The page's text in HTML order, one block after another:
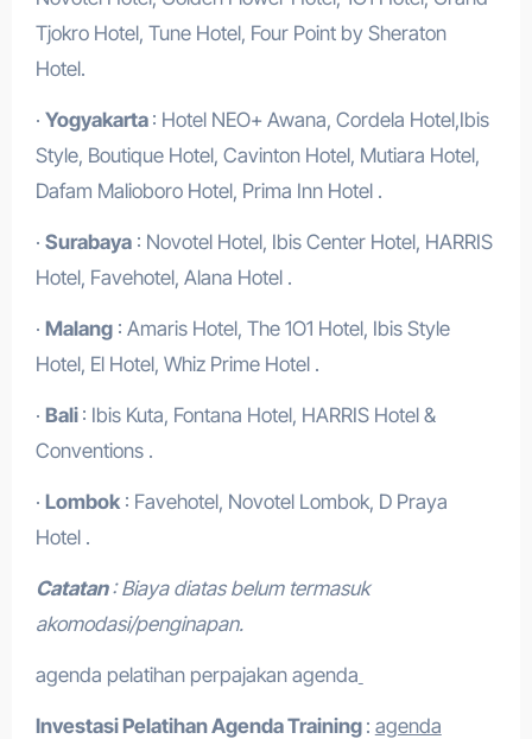
Tjokro Hotel, Tune Hotel, Four Point by Sheraton
Hotel.
· Yogyakarta : Hotel NEO+ Awana, Cordela Hotel,Ibis
Style, Boutique Hotel, Cavinton Hotel, Mutiara Hotel,
Dafam Malioboro Hotel, Prima Inn Hotel .
· Surabaya: Novotel Hotel, Ibis Center Hotel, HARRIS
Hotel, Favehotel, Alana Hotel .
· Malang: Amaris Hotel, The 1O1 Hotel, Ibis Style
Hotel, El Hotel, Whiz Prime Hotel .
· Bali : Ibis Kuta, Fontana Hotel, HARRIS Hotel &
Conventions .
· Lombok: Favehotel, Novotel Lombok, D Praya
Hotel .
Catatan: Biaya diatas belum termasuk
akomodasi/penginapan.
agenda pelatihan perpajakan agenda
Investasi PelatihanAgenda Training : agenda